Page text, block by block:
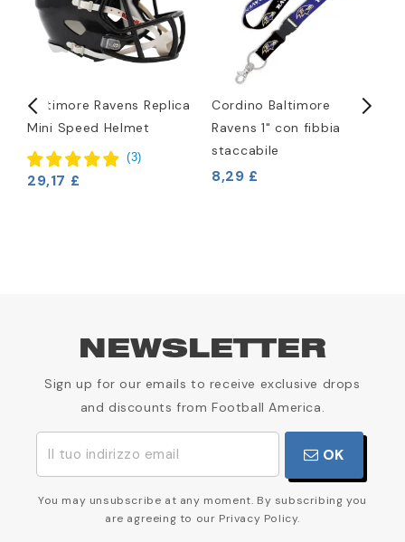
Baltimore Ravens Replica
Mini Speed Helmet
(3)
29,17 £
Cordino Baltimore
Ravens 1" con fibbia
staccabile
8,29 £
NEWSLETTER
Sign up for our emails to receive exclusive drops
and discounts from Football America.
OK
You may unsubscribe at any moment. By subscribing you
are agreeing to our Privacy Policy.